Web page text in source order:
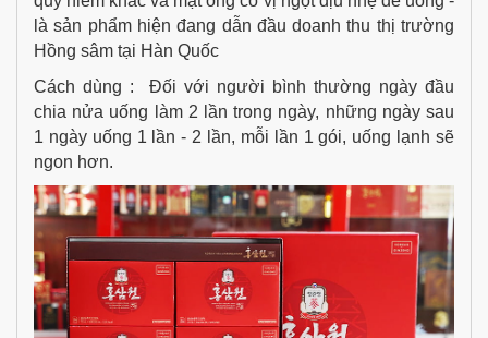
là sản phẩm hiện đang dẫn đầu doanh thu thị trường
Hồng sâm tại Hàn Quốc
Cách dùng : Đối với người bình thường ngày đầu
chia nửa uống làm 2 lần trong ngày, những ngày sau
1 ngày uống 1 lần - 2 lần, mỗi lần 1 gói, uống lạnh sẽ
ngon hơn.